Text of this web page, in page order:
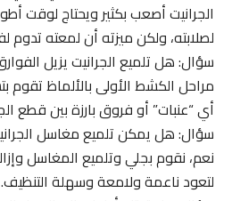
الجرانيت أصعب بكثير ويحتاج لوقت
لصلابته، ولكن ميزته أن لمعته تدوم
سؤال: هل تلميع الجرانيت يزيل الفوارق
مراحل الكشط الأولى بالألماظ تقوم
أي “عنبات” أو فروق بارزة بين قطع
سؤال: هل يمكن تلميع مغاسل
نعم، نقوم بجلي وتلميع المغاسل وإزالة
لتعود ناعمة ولامعة وسهلة التنظيف.